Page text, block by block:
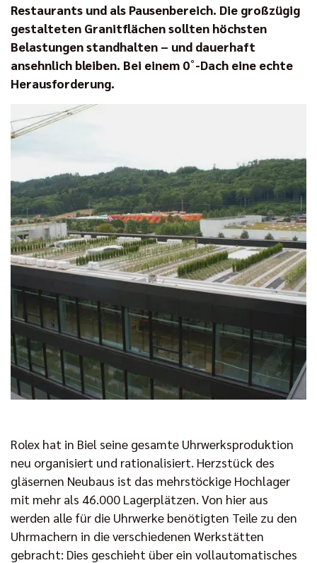
Restaurants und als Pausenbereich. Die großzügig
gestalteten Granitflächen sollten höchsten
Belastungen standhalten – und dauerhaft
ansehnlich bleiben. Bei einem 0˚-Dach eine echte
Herausforderung.
Rolex hat in Biel seine gesamte Uhrwerksproduktion
neu organisiert und rationalisiert. Herzstück des
gläsernen Neubaus ist das mehrstöckige Hochlager
mit mehr als 46.000 Lagerplätzen. Von hier aus
werden alle für die Uhrwerke benötigten Teile zu den
Uhrmachern in die verschiedenen Werkstätten
gebracht: Dies geschieht über ein vollautomatisches